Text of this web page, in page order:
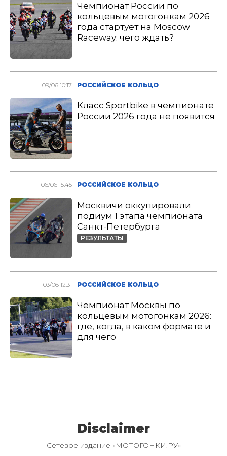
Чемпионат России по
кольцевым мотогонкам 2026
года стартует на Moscow
Raceway: чего ждать?
09/06 10:17 РОССИЙСКОЕ КОЛЬЦО
Класс Sportbike в чемпионате
России 2026 года не появится
06/06 15:45 РОССИЙСКОЕ КОЛЬЦО
Москвичи оккупировали
подиум 1 этапа чемпионата
Санкт-Петербурга
РЕЗУЛЬТАТЫ
03/06 12:31 РОССИЙСКОЕ КОЛЬЦО
Чемпионат Москвы по
кольцевым мотогонкам 2026:
где, когда, в каком формате и
для чего
Disclaimer
Сетевое издание «МОТОГОНКИ.РУ»